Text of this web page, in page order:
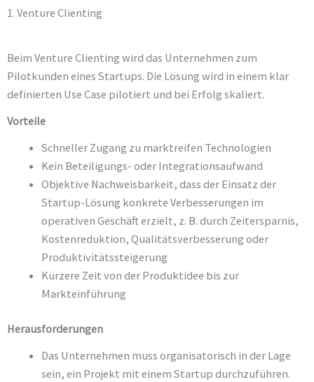
1. Venture Clienting
Beim Venture Clienting wird das Unternehmen zum
Pilotkunden eines Startups. Die Lösung wird in einem klar
definierten Use Case pilotiert und bei Erfolg skaliert.
Vorteile
Schneller Zugang zu marktreifen Technologien
Kein Beteiligungs- oder Integrationsaufwand
Objektive Nachweisbarkeit, dass der Einsatz der
Startup-Lösung konkrete Verbesserungen im
operativen Geschäft erzielt, z. B. durch Zeitersparnis,
Kostenreduktion, Qualitätsverbesserung oder
Produktivitätssteigerung
Kürzere Zeit von der Produktidee bis zur
Markteinführung
Herausforderungen
Das Unternehmen muss organisatorisch in der Lage
sein, ein Projekt mit einem Startup durchzuführen.